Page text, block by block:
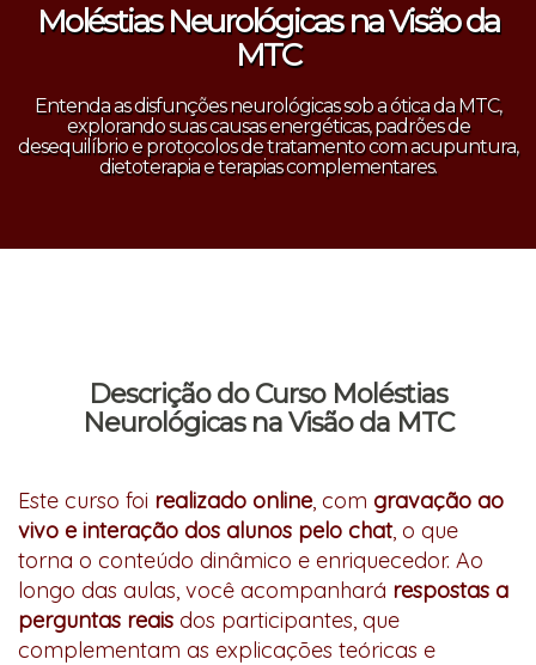
Moléstias Neurológicas na Visão da
MTC
Entenda as disfunções neurológicas sob a ótica da MTC,
explorando suas causas energéticas, padrões de
desequilíbrio e protocolos de tratamento com acupuntura,
dietoterapia e terapias complementares.
Descrição do Curso Moléstias
Neurológicas na Visão da MTC
Este curso foi realizado online, com gravação ao
vivo e interação dos alunos pelo chat, o que
torna o conteúdo dinâmico e enriquecedor. Ao
longo das aulas, você acompanhará respostas a
perguntas reais dos participantes, que
complementam as explicações teóricas e